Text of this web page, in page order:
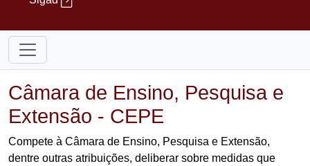
Câmara de Ensino, Pesquisa e
Extensão - CEPE
Compete à Câmara de Ensino, Pesquisa e Extensão,
dentre outras atribuições, deliberar sobre medidas que